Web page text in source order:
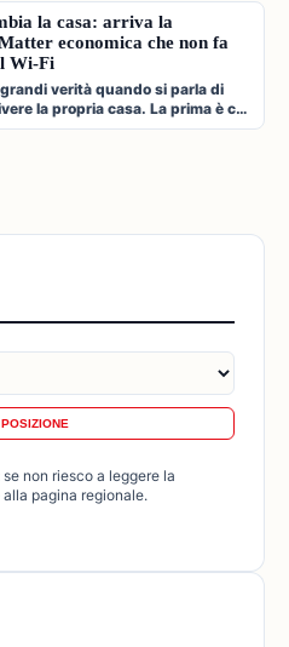
la casa: arriva la
economica che non fa
Wi-Fi
verità quando si parla di
la propria casa. La prima è che
è l'archi…
non riesco a leggere la
pagina regionale.